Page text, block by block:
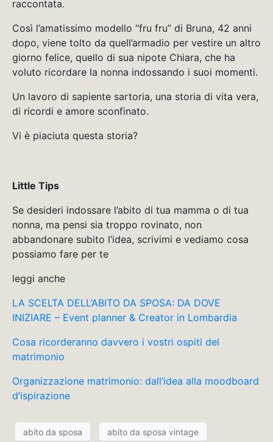
raccontata.
Così l’amatissimo modello “fru fru” di Bruna, 42 anni
dopo, viene tolto da quell’armadio per vestire un altro
giorno felice, quello di sua nipote Chiara, che ha
voluto ricordare la nonna indossando i suoi momenti.
Un lavoro di sapiente sartoria, una storia di vita vera,
di ricordi e amore sconfinato.
Vi è piaciuta questa storia?
Little Tips
Se desideri indossare l’abito di tua mamma o di tua
nonna, ma pensi sia troppo rovinato, non
abbandonare subito l’idea, scrivimi e vediamo cosa
possiamo fare per te
leggi anche
LA SCELTA DELL’ABITO DA SPOSA: DA DOVE
INIZIARE – Event planner & Creator in Lombardia
Cosa ricorderanno davvero i vostri ospiti del
matrimonio
Organizzazione matrimonio: dall’idea alla moodboard
d’ispirazione
abito da sposa abito da sposa vintage